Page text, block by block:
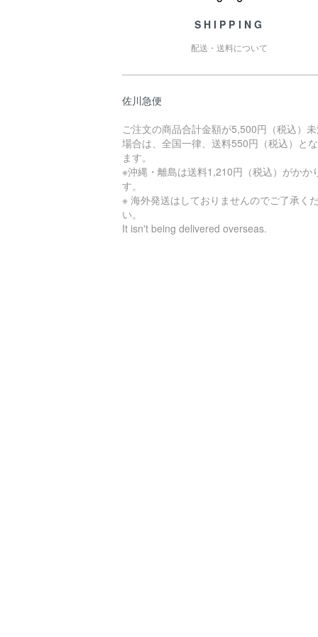
SHIPPING
配送・送料について
佐川急便
ご注文の商品合計金額が5,500円（税込）
場合は、全国一律、送料550円（税込）と
ます。
※沖縄・離島は送料1,210円（税込）がかか
す。
※ 海外発送はしておりませんのでご了承く
い。
It isn't being delivered overseas.